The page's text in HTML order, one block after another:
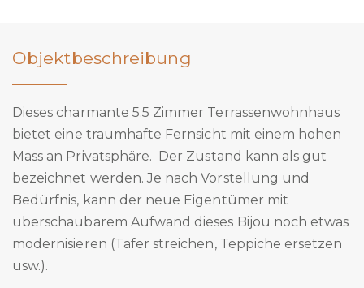
Objektbeschreibung
Dieses charmante 5.5 Zimmer Terrassenwohnhaus
bietet eine traumhafte Fernsicht mit einem hohen
Mass an Privatsphäre. Der Zustand kann als gut
bezeichnet werden. Je nach Vorstellung und
Bedürfnis, kann der neue Eigentümer mit
überschaubarem Aufwand dieses Bijou noch etwas
modernisieren (Täfer streichen, Teppiche ersetzen
usw.).